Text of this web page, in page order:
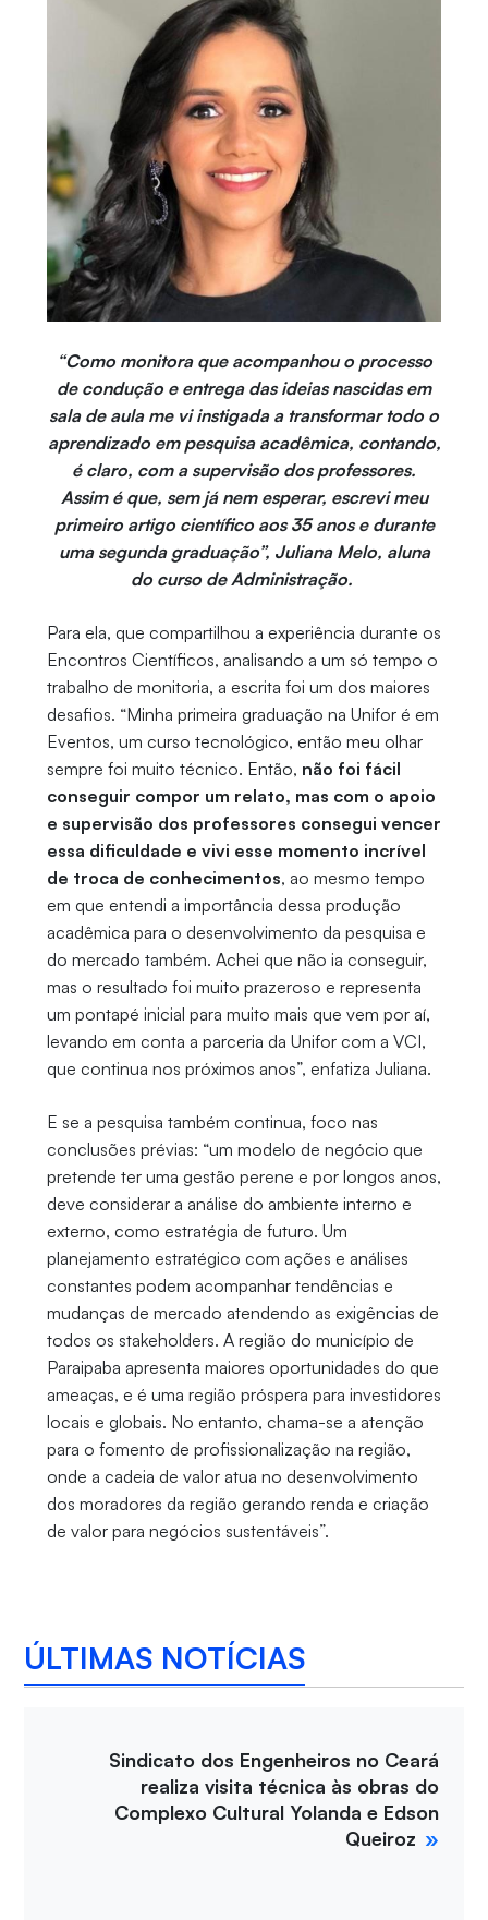
“Como monitora que acompanhou o processo
de condução e entrega das ideias nascidas em
sala de aula me vi instigada a transformar todo o
aprendizado em pesquisa acadêmica, contando,
é claro, com a supervisão dos professores.
Assim é que, sem já nem esperar, escrevi meu
primeiro artigo científico aos 35 anos e durante
uma segunda graduação”, Juliana Melo, aluna
do curso de Administração.
Para ela, que compartilhou a experiência durante os
Encontros Científicos, analisando a um só tempo o
trabalho de monitoria, a escrita foi um dos maiores
desafios. “Minha primeira graduação na Unifor é em
Eventos, um curso tecnológico, então meu olhar
sempre foi muito técnico. Então, não foi fácil
conseguir compor um relato, mas com o apoio
e supervisão dos professores consegui vencer
essa dificuldade e vivi esse momento incrível
de troca de conhecimentos, ao mesmo tempo
em que entendi a importância dessa produção
acadêmica para o desenvolvimento da pesquisa e
do mercado também. Achei que não ia conseguir,
mas o resultado foi muito prazeroso e representa
um pontapé inicial para muito mais que vem por aí,
levando em conta a parceria da Unifor com a VCI,
que continua nos próximos anos”, enfatiza Juliana.
E se a pesquisa também continua, foco nas
conclusões prévias: “um modelo de negócio que
pretende ter uma gestão perene e por longos anos,
deve considerar a análise do ambiente interno e
externo, como estratégia de futuro. Um
planejamento estratégico com ações e análises
constantes podem acompanhar tendências e
mudanças de mercado atendendo as exigências de
todos os stakeholders. A região do município de
Paraipaba apresenta maiores oportunidades do que
ameaças, e é uma região próspera para investidores
locais e globais. No entanto, chama-se a atenção
para o fomento de profissionalização na região,
onde a cadeia de valor atua no desenvolvimento
dos moradores da região gerando renda e criação
de valor para negócios sustentáveis”.
ÚLTIMAS NOTÍCIAS
Sindicato dos Engenheiros no Ceará
realiza visita técnica às obras do
Complexo Cultural Yolanda e Edson
Queiroz